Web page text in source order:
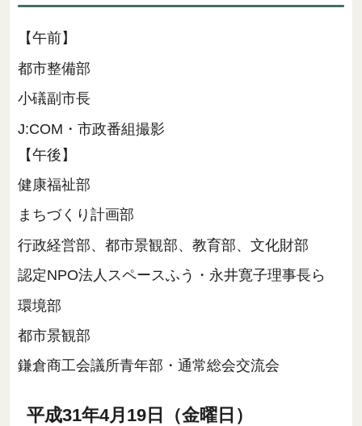
【午前】
都市整備部
小礒副市長
J:COM・市政番組撮影
【午後】
健康福祉部
まちづくり計画部
行政経営部、都市景観部、教育部、文化財部
認定NPO法人スペースふう・永井寛子理事長ら
環境部
都市景観部
鎌倉商工会議所青年部・通常総会交流会
平成31年4月19日（金曜日）